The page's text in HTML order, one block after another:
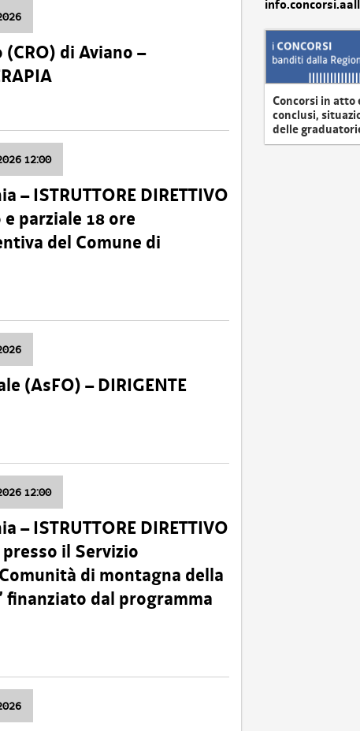
di Aviano –
12:00
ISTRUTTORE DIRETTIVO
parziale 18 ore
del Comune di
(AsFO) – DIRIGENTE
12:00
ISTRUTTORE DIRETTIVO
il Servizio
di montagna della
finanziato dal programma
Concorsi in atto
conclusi,
delle